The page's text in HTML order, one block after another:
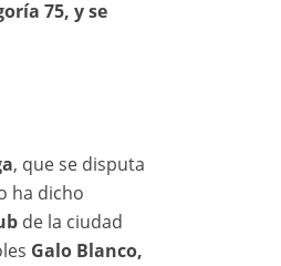
75, y se
, que se disputa
ha dicho
de la ciudad
Galo Blanco,